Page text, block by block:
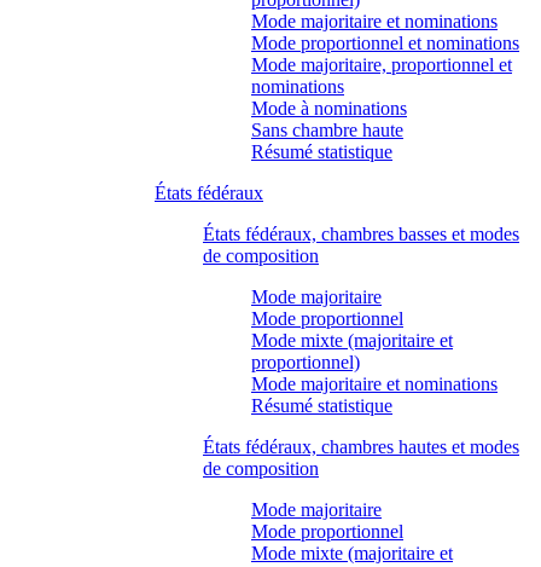
Mode majoritaire et nominations
Mode proportionnel et nominations
Mode majoritaire, proportionnel et
nominations
Mode à nominations
Sans chambre haute
Résumé statistique
États fédéraux
États fédéraux, chambres basses et modes
de composition
Mode majoritaire
Mode proportionnel
Mode mixte (majoritaire et
proportionnel)
Mode majoritaire et nominations
Résumé statistique
États fédéraux, chambres hautes et modes
de composition
Mode majoritaire
Mode proportionnel
Mode mixte (majoritaire et